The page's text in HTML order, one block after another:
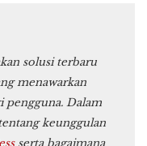
solusi terbaru
menawarkan
pengguna. Dalam
keunggulan